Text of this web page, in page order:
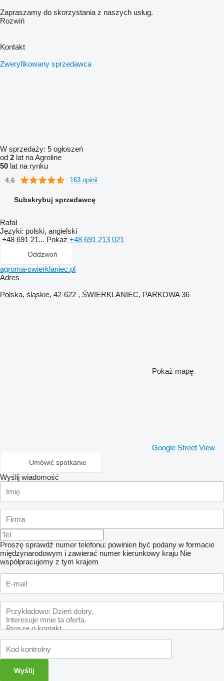
Zapraszamy do skorzystania z naszych usług.
Rozwiń
Kontakt
Zweryfikowany sprzedawca
W sprzedaży: 5 ogłoszeń
od 2 lat na Agroline
50 lat na rynku
4.6 163 opinii
Subskrybuj sprzedawcę
Rafał
Języki: polski, angielski
+48 691 21... Pokaż +48 691 213 021
Oddzwoń
agroma-swierklaniec.pl
Adres
Polska, śląskie, 42-622 , ŚWIERKLANIEC, PARKOWA 36
Pokaż mapę
Google Street View
Umówić spotkanie
Wyślij wiadomość
Proszę sprawdź numer telefonu: powinien być podany w formacie
międzynarodowym i zawierać numer kierunkowy kraju Nie
współpracujemy z tym krajem